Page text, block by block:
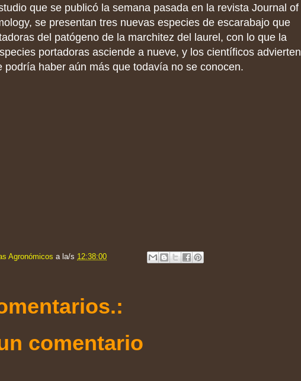
que se publicó la semana pasada en la revista Journal of
se presentan tres nuevas especies de escarabajo que
del patógeno de la marchitez del laurel, con lo que la
portadoras asciende a nueve, y los científicos advierten
podría haber aún más que todavía no se conocen.
Agronómicos a la/s 12:38:00
comentario